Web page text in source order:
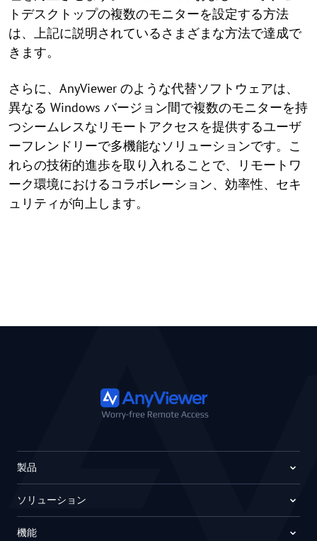
トデスクトップの複数のモニターを設定する方法
は、上記に説明されているさまざまな方法で達成で
きます。
さらに、AnyViewer のような代替ソフトウェアは、
異なる Windows バージョン間で複数のモニターを持
つシームレスなリモートアクセスを提供するユーザ
ーフレンドリーで多機能なソリューションです。こ
れらの技術的進歩を取り入れることで、リモートワ
ーク環境におけるコラボレーション、効率性、セキ
ュリティが向上します。
製品
ソリューション
機能